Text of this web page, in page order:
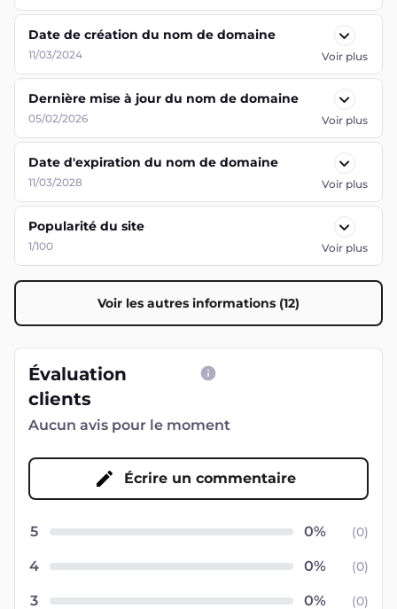
Date de création du nom de domaine
11/03/2024 Voir plus
Dernière mise à jour du nom de domaine
05/02/2026 Voir plus
Date d'expiration du nom de domaine
11/03/2028 Voir plus
Popularité du site
1/100 Voir plus
Voir les autres informations (12)
Évaluation
clients
Aucun avis pour le moment
Écrire un commentaire
5 (0)
4 (0)
3 (0)